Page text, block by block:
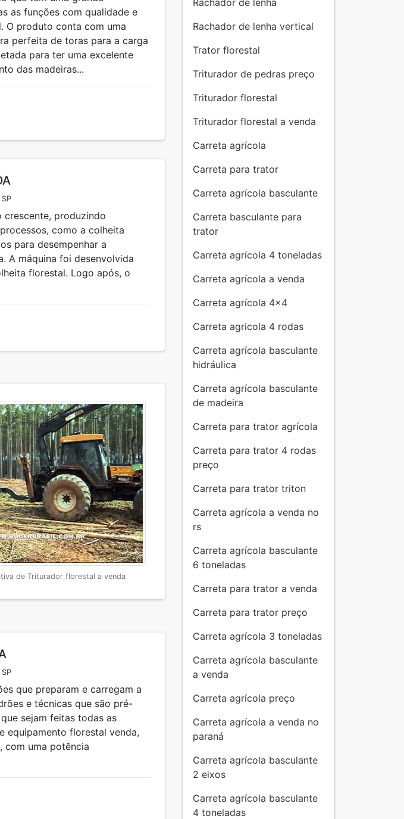
que tem uma grande
as funções com qualidade e
O produto conta com uma
perfeita de toras para a carga
para ter uma excelente
das madeiras...
crescente, produzindo
como a colheita
para desempenhar a
A máquina foi desenvolvida
florestal. Logo após, o
que preparam e carregam a
e técnicas que são pré-
sejam feitas todas as
equipamento florestal venda,
uma potência
Rachador de lenha
Rachador de lenha vertical
Trator florestal
Triturador de pedras preço
Triturador florestal
Triturador florestal a venda
Carreta agrícola
Carreta para trator
Carreta agrícola basculante
Carreta basculante para
trator
Carreta agrícola 4 toneladas
Carreta agrícola a venda
Carreta agrícola 4x4
Carreta agricola 4 rodas
Carreta agrícola basculante
hidráulica
Carreta agrícola basculante
de madeira
Carreta para trator agrícola
Carreta para trator 4 rodas
preço
Carreta para trator triton
Carreta agrícola a venda no
rs
Carreta agrícola basculante
6 toneladas
Carreta para trator a venda
Carreta para trator preço
Carreta agrícola 3 toneladas
Carreta agrícola basculante
a venda
Carreta agrícola preço
Carreta agrícola a venda no
paraná
Carreta agrícola basculante
2 eixos
Carreta agrícola basculante
4 toneladas